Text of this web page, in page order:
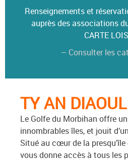
Renseignements et
auprès des associations
CARTE
– Consulter les
TY AN DIAOUL
Le Golfe du Morbihan offre
innombrables îles, et jouit
Situé au cœur de la
vous donne accès à tous les